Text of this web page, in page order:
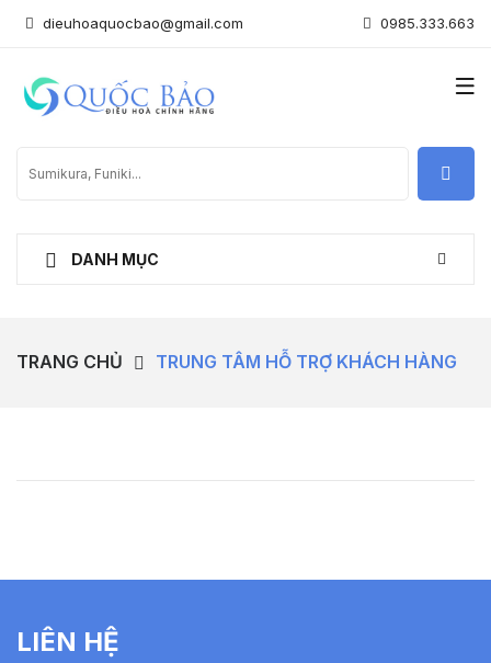
dieuhoaquocbao@gmail.com 0985.333.663
DANH MỤC
TRANG CHỦ TRUNG TÂM HỖ TRỢ KHÁCH HÀNG
LIÊN HỆ